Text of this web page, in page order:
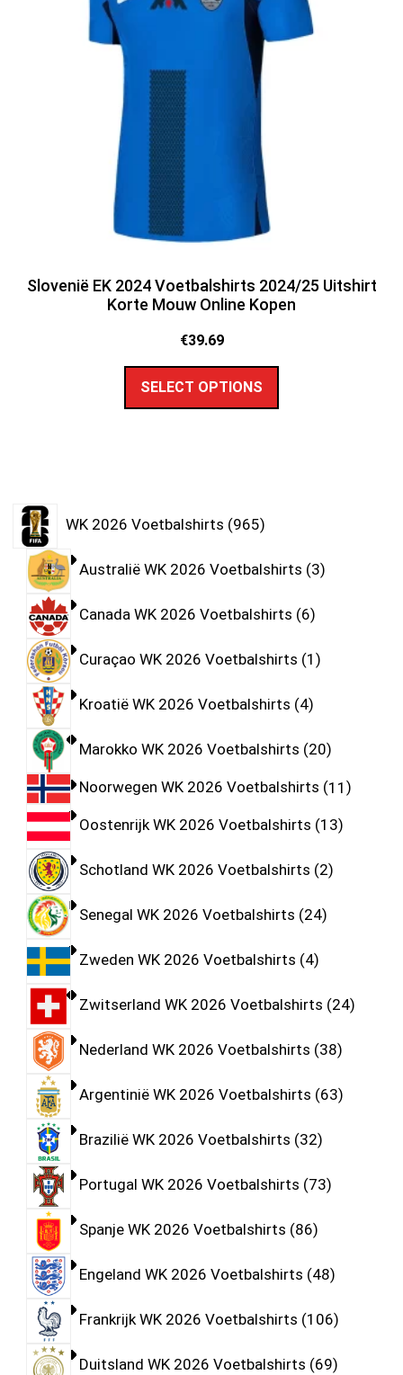
Slovenië EK 2024 Voetbalshirts 2024/25 Uitshirt
Korte Mouw Online Kopen
€39.69
SELECT OPTIONS
WK 2026 Voetbalshirts 965
Australië WK 2026 Voetbalshirts 3
Canada WK 2026 Voetbalshirts 6
Curaçao WK 2026 Voetbalshirts 1
Kroatië WK 2026 Voetbalshirts 4
Marokko WK 2026 Voetbalshirts 20
Noorwegen WK 2026 Voetbalshirts 11
Oostenrijk WK 2026 Voetbalshirts 13
Schotland WK 2026 Voetbalshirts 2
Senegal WK 2026 Voetbalshirts 24
Zweden WK 2026 Voetbalshirts 4
Zwitserland WK 2026 Voetbalshirts 24
Nederland WK 2026 Voetbalshirts 38
Argentinië WK 2026 Voetbalshirts 63
Brazilië WK 2026 Voetbalshirts 32
Portugal WK 2026 Voetbalshirts 73
Spanje WK 2026 Voetbalshirts 86
Engeland WK 2026 Voetbalshirts 48
Frankrijk WK 2026 Voetbalshirts 106
Duitsland WK 2026 Voetbalshirts 69